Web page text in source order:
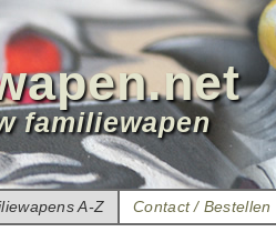
A-Z Contact / Bestellen
familiewapen